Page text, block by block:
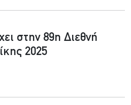
στην 89η Διεθνή
2025